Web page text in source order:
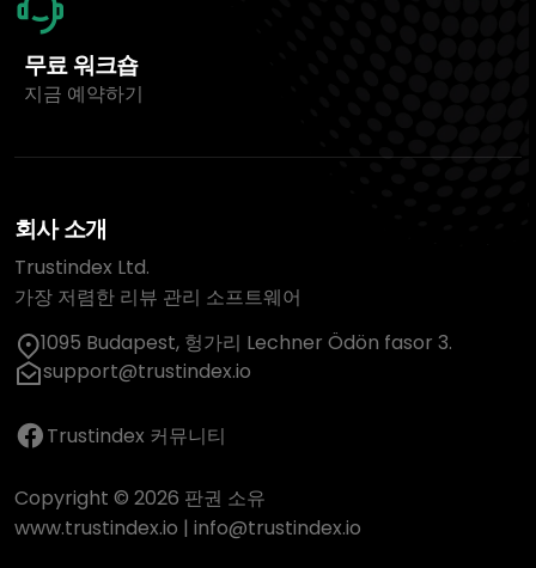
무료 워크숍
지금 예약하기
회사 소개
Trustindex Ltd.
가장 저렴한 리뷰 관리 소프트웨어
1095 Budapest, 헝가리 Lechner Ödön fasor 3.
support@trustindex.io
Trustindex 커뮤니티
Copyright © 2026 판권 소유
www.trustindex.io | info@trustindex.io